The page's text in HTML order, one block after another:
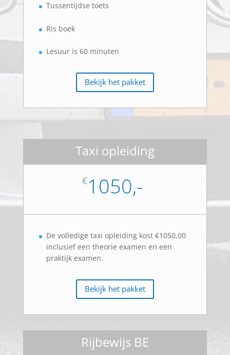
Tussentijdse toets
Ris boek
Lesuur is 60 minuten
Bekijk het pakket
Taxi opleiding
€1050,-
De volledige taxi opleiding kost €1050,00
inclusief een theorie examen en een
praktijk examen.
Bekijk het pakket
Rijbewijs BE